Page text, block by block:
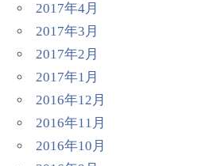
2017年4月
2017年3月
2017年2月
2017年1月
2016年12月
2016年11月
2016年10月